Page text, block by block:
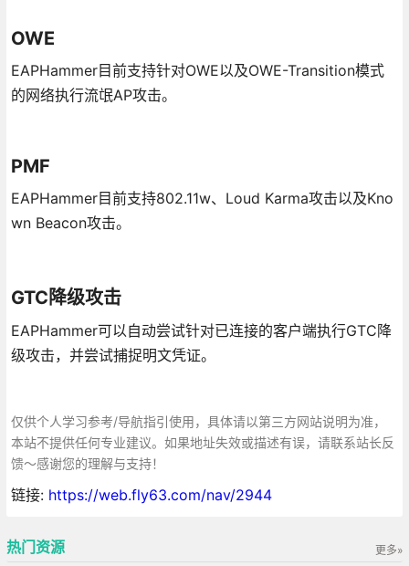
OWE
EAPHammer目前支持针对OWE以及OWE-Transition模式
的网络执行流氓AP攻击。
PMF
EAPHammer目前支持802.11w、Loud Karma攻击以及Kno
wn Beacon攻击。
GTC降级攻击
EAPHammer可以自动尝试针对已连接的客户端执行GTC降
级攻击，并尝试捕捉明文凭证。
仅供个人学习参考/导航指引使用，具体请以第三方网站说明为准，
本站不提供任何专业建议。如果地址失效或描述有误，请联系站长反
馈～感谢您的理解与支持！
链接: https://web.fly63.com/nav/2944
更多»
热门资源